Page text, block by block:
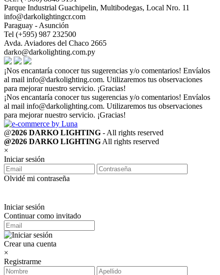
Parque Industrial Guachipelin, Multibodegas, Local Nro. 11
info@darkolightingcr.com
Paraguay - Asunción
Tel (+595) 987 232500
Avda. Aviadores del Chaco 2665
darko@darkolighting.com.py
¡Nos encantaría conocer tus sugerencias y/o comentarios! Envíalos
al mail info@darkolighting.com. Utilizaremos tus observaciones
para mejorar nuestro servicio. ¡Gracias!
¡Nos encantaría conocer tus sugerencias y/o comentarios! Envíalos
al mail info@darkolighting.com. Utilizaremos tus observaciones
para mejorar nuestro servicio. ¡Gracias!
@2026 DARKO LIGHTING - All rights reserved
@2026 DARKO LIGHTINGAll rights reserved
×
Iniciar sesión
Olvidé mi contraseña
Iniciar sesión
Continuar como invitado
Crear una cuenta
×
Registrarme